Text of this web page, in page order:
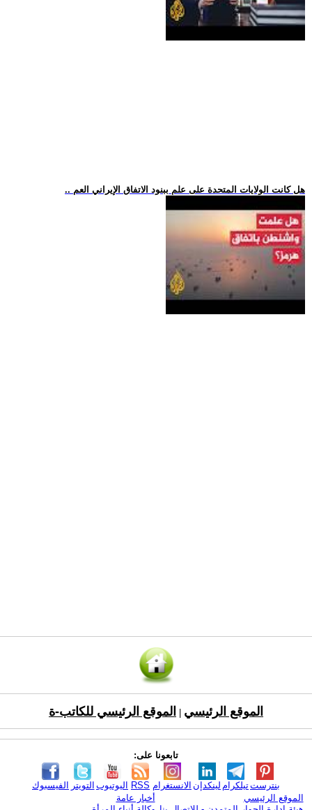
.. هل كانت الولايات المتحدة على علم ببنود الاتفاق الإيراني العم
الموقع الرئيسي الموقع الرئيسي للكاتب-ة
تابعونا على:
الفيسبوك التويتر اليوتيوب RSS الانستغرام لينكدإن تيلكرامبنترست
الموقع الرئيسي
أخبار عامة